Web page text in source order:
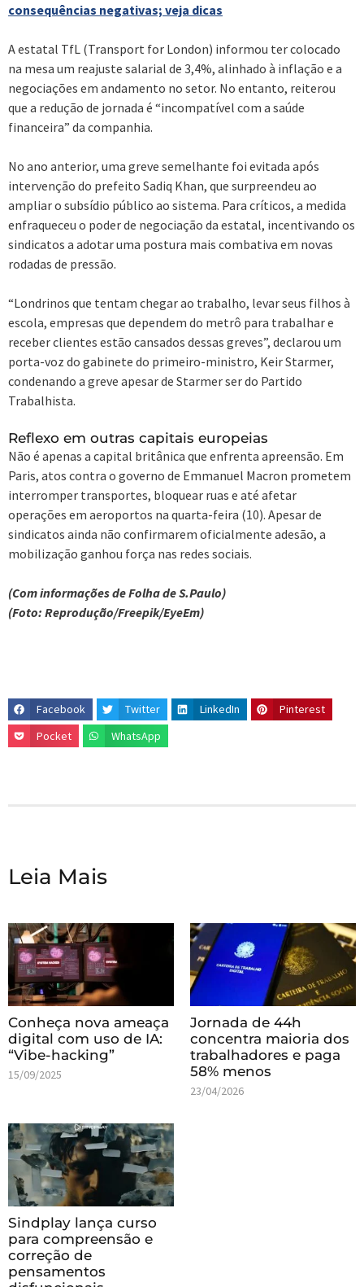
consequências negativas; veja dicas
A estatal TfL (Transport for London) informou ter colocado
na mesa um reajuste salarial de 3,4%, alinhado à inflação e a
negociações em andamento no setor. No entanto, reiterou
que a redução de jornada é “incompatível com a saúde
financeira” da companhia.
No ano anterior, uma greve semelhante foi evitada após
intervenção do prefeito Sadiq Khan, que surpreendeu ao
ampliar o subsídio público ao sistema. Para críticos, a medida
enfraqueceu o poder de negociação da estatal, incentivando os
sindicatos a adotar uma postura mais combativa em novas
rodadas de pressão.
“Londrinos que tentam chegar ao trabalho, levar seus filhos à
escola, empresas que dependem do metrô para trabalhar e
receber clientes estão cansados dessas greves”, declarou um
porta-voz do gabinete do primeiro-ministro, Keir Starmer,
condenando a greve apesar de Starmer ser do Partido
Trabalhista.
Reflexo em outras capitais europeias
Não é apenas a capital britânica que enfrenta apreensão. Em
Paris, atos contra o governo de Emmanuel Macron prometem
interromper transportes, bloquear ruas e até afetar
operações em aeroportos na quarta-feira (10). Apesar de
sindicatos ainda não confirmarem oficialmente adesão, a
mobilização ganhou força nas redes sociais.
(Com informações de Folha de S.Paulo)
(Foto: Reprodução/Freepik/EyeEm)
Facebook Twitter LinkedIn
Pinterest
Pocket
WhatsApp
Leia Mais
Conheça nova ameaça
digital com uso de IA:
“Vibe-hacking”
15/09/2025
Jornada de 44h
concentra maioria dos
trabalhadores e paga
58% menos
23/04/2026
Sindplay lança curso
para compreensão e
correção de
pensamentos